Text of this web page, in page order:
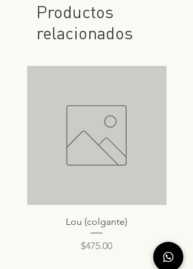
Productos
relacionados
Lou (colgante)
Precio
$475.00